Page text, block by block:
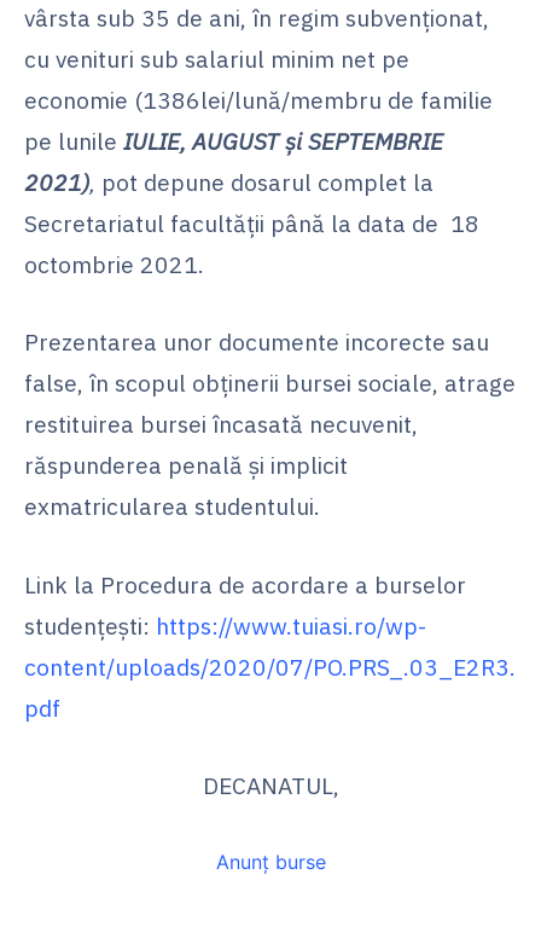
vârsta sub 35 de ani, în regim subvenționat,
cu venituri sub salariul minim net pe
economie (1386lei/lună/membru de familie
pe lunile IULIE, AUGUSTșiSEPTEMBRIE
2021), pot depune dosarul complet la
Secretariatul facultăţii până la data de 18
octombrie 2021.
Prezentarea unor documente incorecte sau
false, în scopul obținerii bursei sociale, atrage
restituirea bursei încasată necuvenit,
răspunderea penală și implicit
exmatricularea studentului.
Link la Procedura de acordare a burselor
studențești: https://www.tuiasi.ro/wp-
content/uploads/2020/07/PO.PRS_.03_E2R3.
pdf
DECANATUL,
Anunț burse